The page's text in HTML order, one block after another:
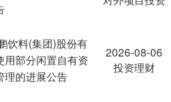
饮料(集团)股份有
用部分闲置自有资
理的进展公告
2026-08-06
投资理财